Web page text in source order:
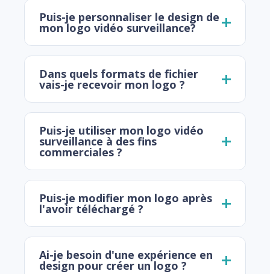
Puis-je personnaliser le design de
mon logo vidéo surveillance?
Dans quels formats de fichier
vais-je recevoir mon logo ?
Puis-je utiliser mon logo vidéo
surveillance à des fins
commerciales ?
Puis-je modifier mon logo après
l'avoir téléchargé ?
Ai-je besoin d'une expérience en
design pour créer un logo ?